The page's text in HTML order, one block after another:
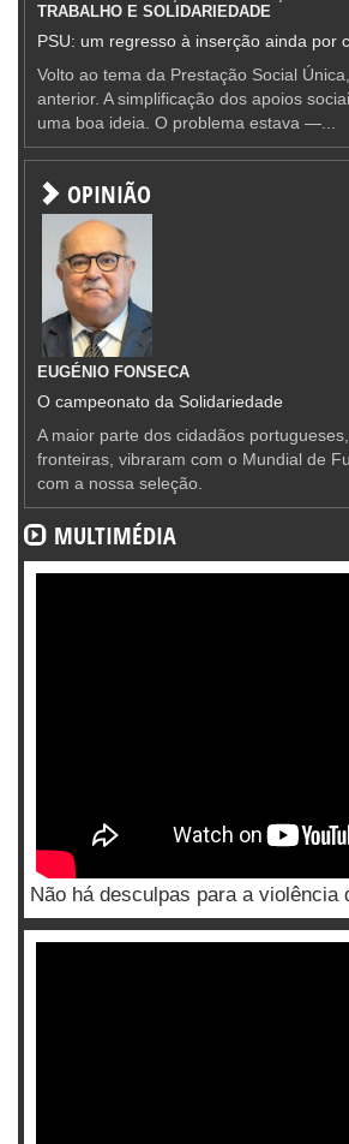
TRABALHO E SOLIDARIEDADE
PSU: um regresso à inserção ainda por
Volto ao tema da Prestação Social
anterior. A simplificação dos apoios
uma boa ideia. O problema estava —...
OPINIÃO
EUGÉNIO FONSECA
O campeonato da Solidariedade
A maior parte dos cidadãos
fronteiras, vibraram com o Mundial de
com a nossa seleção.
MULTIMÉDIA
Não há desculpas para a violência